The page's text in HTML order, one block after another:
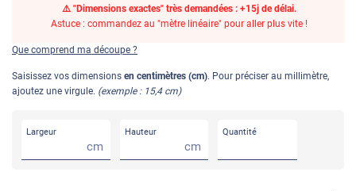
⚠️ "Dimensions exactes" très demandées : +15j de délai.
Astuce : commandez au "mètre linéaire" pour aller plus vite !
Que comprend ma découpe ?
Saisissez vos dimensions en centimètres (cm). Pour préciser au millimètre,
ajoutez une virgule. (exemple : 15,4 cm)
Largeur
cm
Hauteur
cm
Quantité